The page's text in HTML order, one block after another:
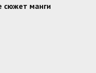
сюжет манги